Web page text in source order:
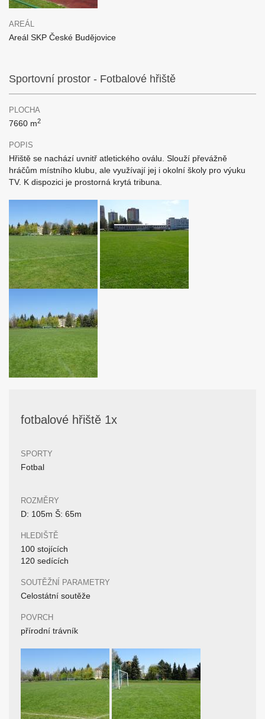
AREÁL
Areál SKP České Budějovice
Sportovní prostor - Fotbalové hřiště
PLOCHA
7660 m2
POPIS
Hřiště se nachází uvnitř atletického oválu. Slouží převážně
hráčům místního klubu, ale využívají jej i okolní školy pro výuku
TV. K dispozici je prostorná krytá tribuna.
fotbalové hřiště 1x
SPORTY
Fotbal
ROZMĚRY
D: 105m Š: 65m
HLEDIŠTĚ
100 stojících
120 sedících
SOUTĚŽNÍ PARAMETRY
Celostátní soutěže
POVRCH
přírodní trávník